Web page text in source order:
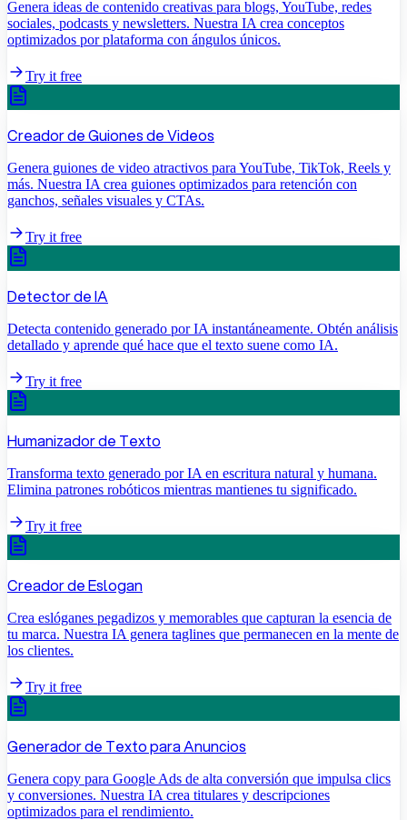
Genera ideas de contenido creativas para blogs, YouTube, redes
sociales, podcasts y newsletters. Nuestra IA crea conceptos
optimizados por plataforma con ángulos únicos.
Try it free
Creador de Guiones de Videos
Genera guiones de video atractivos para YouTube, TikTok, Reels y
más. Nuestra IA crea guiones optimizados para retención con
ganchos, señales visuales y CTAs.
Try it free
Detector de IA
Detecta contenido generado por IA instantáneamente. Obtén análisis
detallado y aprende qué hace que el texto suene como IA.
Try it free
Humanizador de Texto
Transforma texto generado por IA en escritura natural y humana.
Elimina patrones robóticos mientras mantienes tu significado.
Try it free
Creador de Eslogan
Crea eslóganes pegadizos y memorables que capturan la esencia de
tu marca. Nuestra IA genera taglines que permanecen en la mente de
los clientes.
Try it free
Generador de Texto para Anuncios
Genera copy para Google Ads de alta conversión que impulsa clics
y conversiones. Nuestra IA crea titulares y descripciones
optimizados para el rendimiento.